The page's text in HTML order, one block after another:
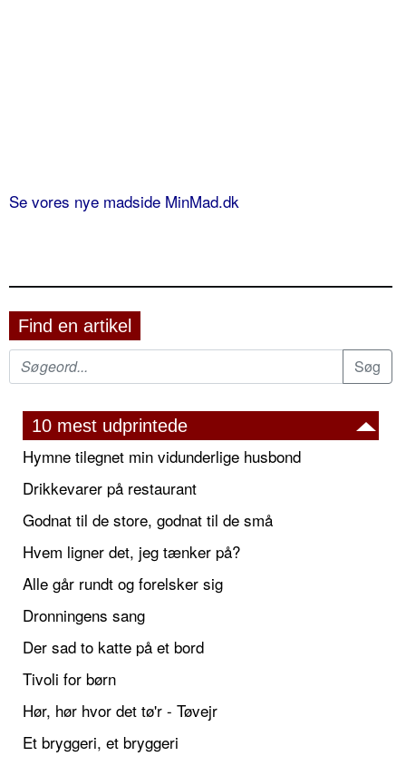
Se vores nye madside MinMad.dk
Find en artikel
10 mest udprintede
Hymne tilegnet min vidunderlige husbond
Drikkevarer på restaurant
Godnat til de store, godnat til de små
Hvem ligner det, jeg tænker på?
Alle går rundt og forelsker sig
Dronningens sang
Der sad to katte på et bord
Tivoli for børn
Hør, hør hvor det tø'r - Tøvejr
Et bryggeri, et bryggeri